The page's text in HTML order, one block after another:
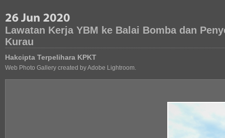
Lawatan Kerja YBM ke Balai Bomba dan
Kurau
Hakcipta Terpelihara KPKT
Web Photo Gallery created by Adobe Lightroom.